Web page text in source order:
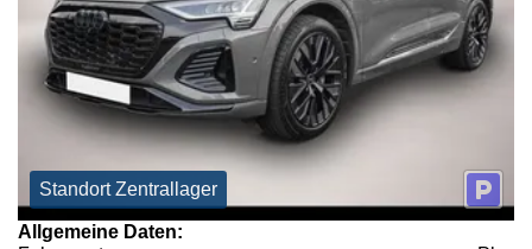
Standort Zentrallager
Allgemeine Daten: